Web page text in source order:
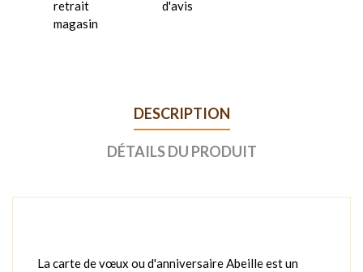
retrait
magasin
d'avis
DESCRIPTION
DÉTAILS DU PRODUIT
La carte de vœux ou d'anniversaire Abeille est un